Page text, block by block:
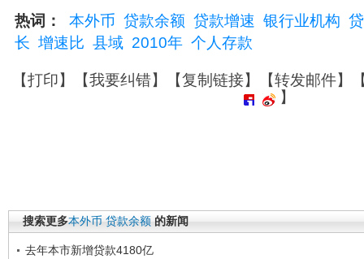
热词： 本外币 贷款余额 贷款增速 银行业机构
长 增速比 县域 2010年 个人存款
【打印】【我要纠错】【复制链接】【转发邮件】
】
搜索更多本外币 贷款余额 的新闻
去年本市新增贷款4180亿